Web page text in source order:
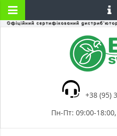
+38 (95)
Пн-Пт: 09:00-